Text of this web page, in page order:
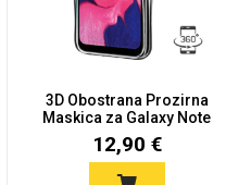
3D Obostrana Prozirna
Maskica za Galaxy Note
2...
12,90 €